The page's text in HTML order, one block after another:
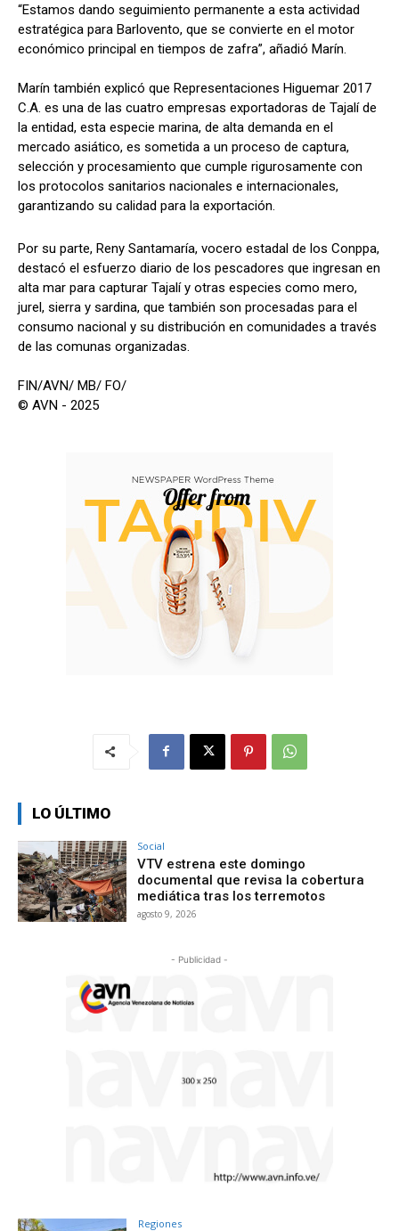
“Estamos dando seguimiento permanente a esta actividad
estratégica para Barlovento, que se convierte en el motor
económico principal en tiempos de zafra”, añadió Marín.
Marín también explicó que Representaciones Higuemar 2017
C.A. es una de las cuatro empresas exportadoras de Tajalí de
la entidad, esta especie marina, de alta demanda en el
mercado asiático, es sometida a un proceso de captura,
selección y procesamiento que cumple rigurosamente con
los protocolos sanitarios nacionales e internacionales,
garantizando su calidad para la exportación.
Por su parte, Reny Santamaría, vocero estadal de los Conppa,
destacó el esfuerzo diario de los pescadores que ingresan en
alta mar para capturar Tajalí y otras especies como mero,
jurel, sierra y sardina, que también son procesadas para el
consumo nacional y su distribución en comunidades a través
de las comunas organizadas.
FIN/AVN/ MB/ FO/
© AVN - 2025
LO ÚLTIMO
Social
VTV estrena este domingo
documental que revisa la cobertura
mediática tras los terremotos
agosto 9, 2026
- Publicidad -
Regiones